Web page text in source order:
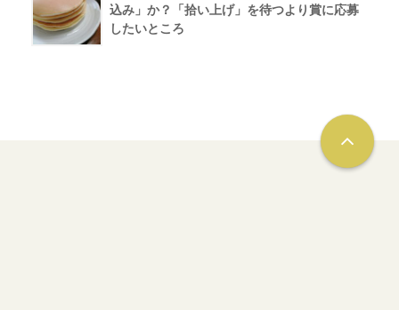
込み」か？「拾い上げ」を待つより賞に応募
したいところ